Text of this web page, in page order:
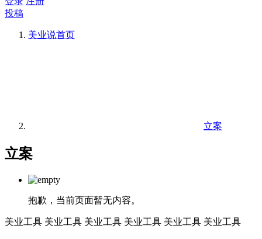
投稿
美业说首页
立案
立案
抱歉，当前页面暂无内容。
美业工具 美业工具 美业工具 美业工具 美业工具 美业工具